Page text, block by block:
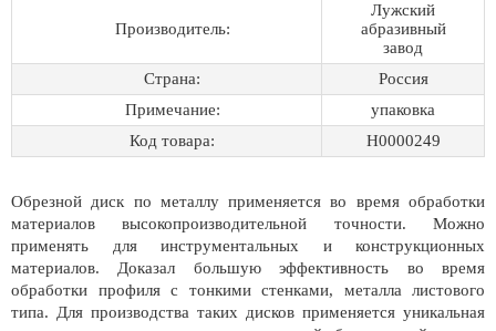
Производитель:
Лужский
абразивный
завод
Страна:
Россия
Примечание:
упаковка
Код товара:
Н0000249
Обрезной диск по металлу применяется во время обработки
материалов высокопроизводительной точности. Можно
применять для инструментальных и конструкционных
материалов. Доказал большую эффективность во время
обработки профиля с тонкими стенками, металла листового
типа. Для производства таких дисков применяется уникальная